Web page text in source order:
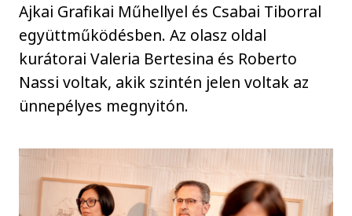
Ajkai Grafikai Műhellyel és Csabai Tiborral
együttműködésben. Az olasz oldal
kurátorai Valeria Bertesina és Roberto
Nassi voltak, akik szintén jelen voltak az
ünnepélyes megnyitón.